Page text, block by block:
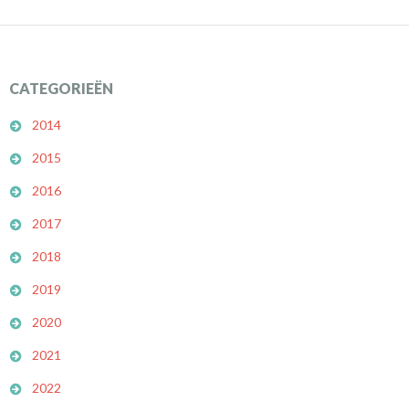
CATEGORIEËN
2014
2015
2016
2017
2018
2019
2020
2021
2022